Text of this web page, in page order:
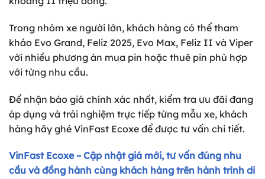
Trong nhóm xe người lớn, khách hàng có thể tham
khảo Evo Grand, Feliz 2025, Evo Max, Feliz II và Viper
với nhiều phương án mua pin hoặc thuê pin phù hợp
với từng nhu cầu.
Để nhận báo giá chính xác nhất, kiểm tra ưu đãi đang
áp dụng và trải nghiệm trực tiếp từng mẫu xe, khách
hàng hãy ghé VinFast Ecoxe để được tư vấn chi tiết.
VinFast Ecoxe – Cập nhật giá mới, tư vấn đúng nhu
cầu và đồng hành cùng khách hàng trên hành trình di